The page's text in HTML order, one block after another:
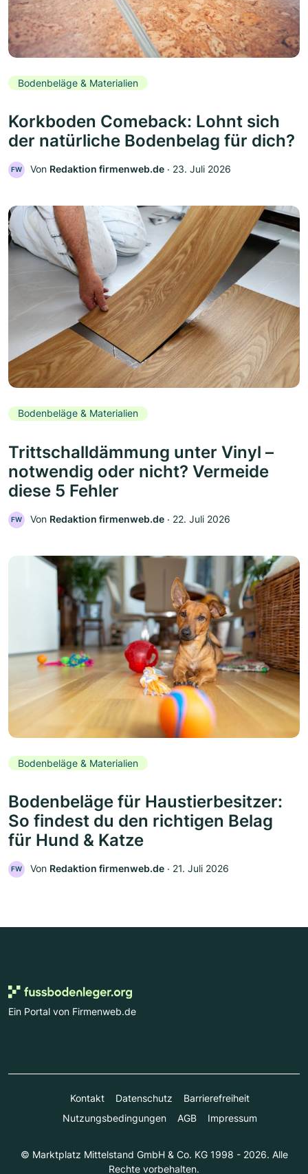
Bodenbeläge & Materialien
Korkboden Comeback: Lohnt sich
der natürliche Bodenbelag für dich?
FW Von Redaktion firmenweb.de ‧ 23. Juli 2026
Bodenbeläge & Materialien
Trittschalldämmung unter Vinyl –
notwendig oder nicht? Vermeide
diese 5 Fehler
FW Von Redaktion firmenweb.de ‧ 22. Juli 2026
Bodenbeläge & Materialien
Bodenbeläge für Haustierbesitzer:
So findest du den richtigen Belag
für Hund & Katze
FW Von Redaktion firmenweb.de ‧ 21. Juli 2026
Ein Portal von Firmenweb.de
Kontakt Datenschutz
Barrierefreiheit
Nutzungsbedingungen
AGB Impressum
© Marktplatz Mittelstand GmbH & Co. KG 1998 - 2026. Alle
Rechte vorbehalten.